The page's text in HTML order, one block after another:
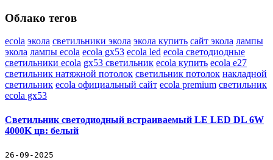
Облако тегов
ecola экола светильники экола экола купить сайт экола лампы
экола лампы ecola ecola gx53 ecola led ecola светодиодные
светильники ecola gx53 светильник ecola купить ecola e27
светильник натяжной потолок светильник потолок накладной
светильник ecola официальный сайт ecola premium светильник
ecola gx53
Светильник светодиодный встраиваемый LE LED DL 6W
4000K цв: белый
26-09-2025